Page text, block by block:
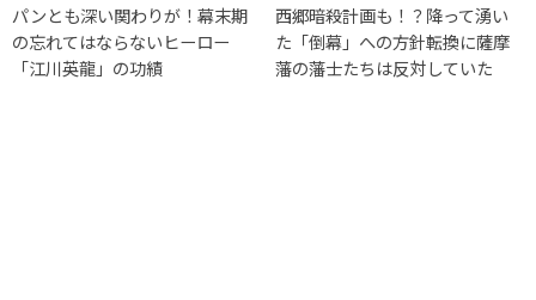
パンとも深い関わりが！幕末期
の忘れてはならないヒーロー
「江川英龍」の功績
西郷暗殺計画も！？降って湧い
た「倒幕」への方針転換に薩摩
藩の藩士たちは反対していた